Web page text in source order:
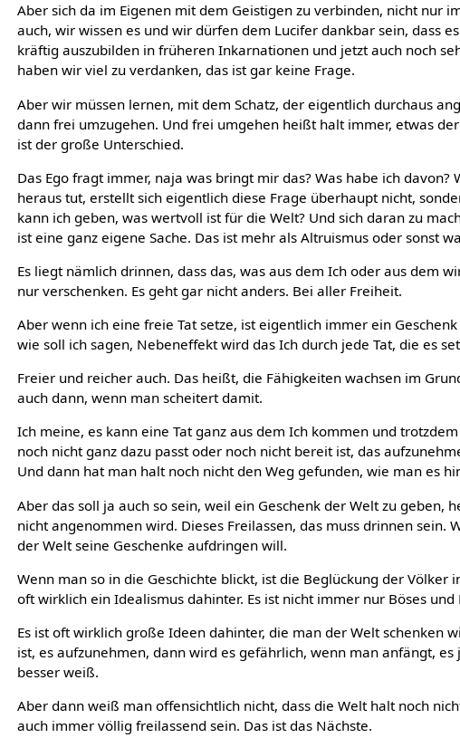
Aber sich da im Eigenen mit dem Geistigen zu verbinden, nicht nur
auch, wir wissen es und wir dürfen dem Lucifer dankbar sein, dass
kräftig auszubilden in früheren Inkarnationen und jetzt auch noch
haben wir viel zu verdanken, das ist gar keine Frage.
Aber wir müssen lernen, mit dem Schatz, der eigentlich durchaus
dann frei umzugehen. Und frei umgehen heißt halt immer, etwas
ist der große Unterschied.
Das Ego fragt immer, naja was bringt mir das? Was habe ich davon?
heraus tut, erstellt sich eigentlich diese Frage überhaupt nicht,
kann ich geben, was wertvoll ist für die Welt? Und sich daran zu
ist eine ganz eigene Sache. Das ist mehr als Altruismus oder sonst
Es liegt nämlich drinnen, dass das, was aus dem Ich oder aus dem
nur verschenken. Es geht gar nicht anders. Bei aller Freiheit.
Aber wenn ich eine freie Tat setze, ist eigentlich immer ein
wie soll ich sagen, Nebeneffekt wird das Ich durch jede Tat, die es
Freier und reicher auch. Das heißt, die Fähigkeiten wachsen im
auch dann, wenn man scheitert damit.
Ich meine, es kann eine Tat ganz aus dem Ich kommen und
noch nicht ganz dazu passt oder noch nicht bereit ist, das
Und dann hat man halt noch nicht den Weg gefunden, wie man es
Aber das soll ja auch so sein, weil ein Geschenk der Welt zu geben,
nicht angenommen wird. Dieses Freilassen, das muss drinnen sein.
der Welt seine Geschenke aufdringen will.
Wenn man so in die Geschichte blickt, ist die Beglückung der
oft wirklich ein Idealismus dahinter. Es ist nicht immer nur Böses und
Es ist oft wirklich große Ideen dahinter, die man der Welt schenken
ist, es aufzunehmen, dann wird es gefährlich, wenn man anfängt,
besser weiß.
Aber dann weiß man offensichtlich nicht, dass die Welt halt noch
auch immer völlig freilassend sein. Das ist das Nächste.